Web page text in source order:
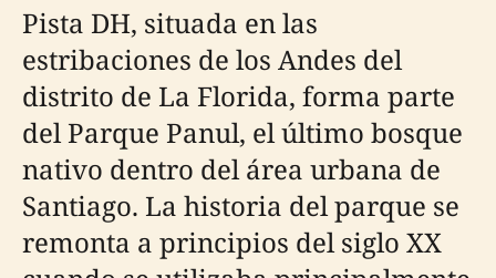
Pista DH, situada en las
estribaciones de los Andes del
distrito de La Florida, forma parte
del Parque Panul, el último bosque
nativo dentro del área urbana de
Santiago. La historia del parque se
remonta a principios del siglo XX